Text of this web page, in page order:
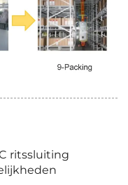
ritssluiting